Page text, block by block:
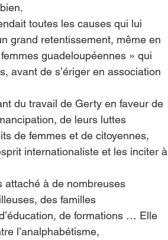
grand retentissement, même en
guadeloupéennes » qui
avant de s’ériger en association
du travail de Gerty en faveur de
de leurs luttes
de femmes et de citoyennes,
internationaliste et les inciter à
attaché à de nombreuses
des familles
de formations … Elle
l’analphabétisme,